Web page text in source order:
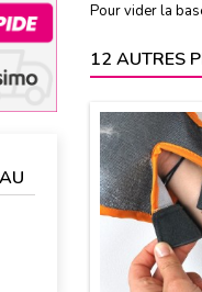
Pour vider la
12 AUTRES